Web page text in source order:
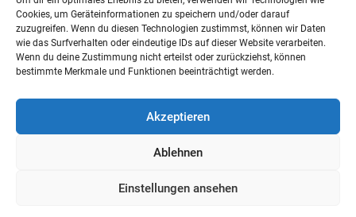
Cookies, um Geräteinformationen zu speichern und/oder darauf
zuzugreifen. Wenn du diesen Technologien zustimmst, können wir Daten
wie das Surfverhalten oder eindeutige IDs auf dieser Website verarbeiten.
Wenn du deine Zustimmung nicht erteilst oder zurückziehst, können
bestimmte Merkmale und Funktionen beeinträchtigt werden.
Akzeptieren
Ablehnen
Einstellungen ansehen
MarineForum
Verlagswebsite
Mittler Report Shop